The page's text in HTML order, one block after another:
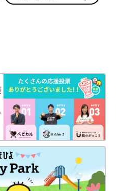
！あぁっ」の声が我慢できな
まり効かず。おなかも痛くな
然に、とのことで促進剤追加さ
よ〜」と思う。
ないのでお産の体勢なおされ
り返す。麻酔のせいでいきむ
いきんでる!」など言われる。
い…。痛い時にいきむんだけ
痛さだった。
と言われる。産めなくはないら